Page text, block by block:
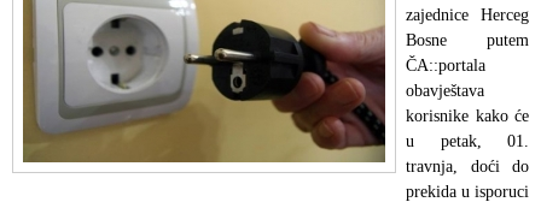
zajednice Herceg
Bosne putem
ČA::portala
obavještava
korisnike kako će
u petak, 01.
travnja, doći do
prekida u isporuci